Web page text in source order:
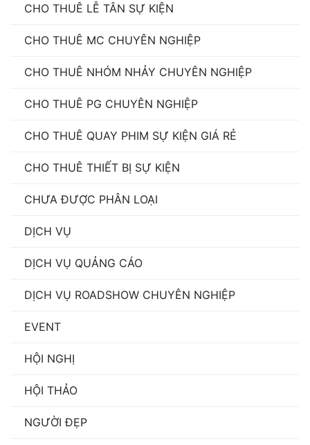
CHO THUÊ LỄ TÂN SỰ KIỆN
CHO THUÊ MC CHUYÊN NGHIỆP
CHO THUÊ NHÓM NHẢY CHUYÊN NGHIỆP
CHO THUÊ PG CHUYÊN NGHIỆP
CHO THUÊ QUAY PHIM SỰ KIỆN GIÁ RẺ
CHO THUÊ THIẾT BỊ SỰ KIỆN
CHƯA ĐƯỢC PHÂN LOẠI
DỊCH VỤ
DỊCH VỤ QUẢNG CÁO
DỊCH VỤ ROADSHOW CHUYÊN NGHIỆP
EVENT
HỘI NGHỊ
HỘI THẢO
NGƯỜI ĐẸP